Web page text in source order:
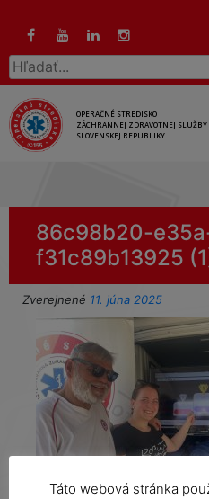
hlavný
obsah
Hľadať:
OPERAČNÉ STREDISKO
ZÁCHRANNEJ ZDRAVOTNEJ SLUŽBY
SLOVENSKEJ REPUBLIKY
86c98b20-
f31c89b13925
Zverejnené 11. júna 2025
Táto webová stránka